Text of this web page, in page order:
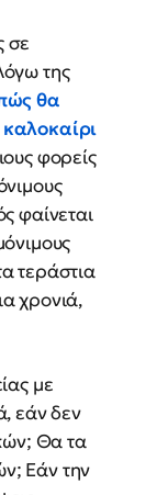
σε
της
θα
φορείς
φαίνεται
τεράστια
χρονιά,
με
εάν δεν
Θα τα
Εάν την